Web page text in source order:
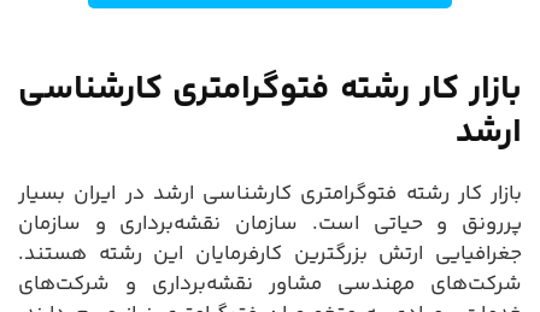
بازار کار رشته فتوگرامتری کارشناسی
ارشد
بازار کار رشته فتوگرامتری کارشناسی ارشد در ایران بسیار
پررونق و حیاتی است. سازمان نقشه‌برداری و سازمان
جغرافیایی ارتش بزرگترین کارفرمایان این رشته هستند.
شرکت‌های مهندسی مشاور نقشه‌برداری و شرکت‌های